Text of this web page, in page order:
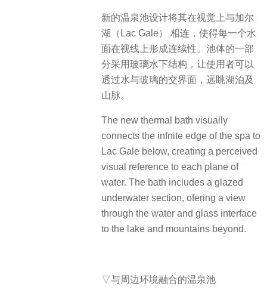
新的温泉池设计将其在视觉上与加尔
湖（Lac Gale） 相连，使得每一个水
面在视线上形成连续性。池体的一部
分采用玻璃水下结构，让使用者可以
透过水与玻璃的交界面，远眺湖泊及
山脉。
The new thermal bath visually
connects the infnite edge of the spa to
Lac Gale below, creating a perceived
visual reference to each plane of
water. The bath includes a glazed
underwater section, ofering a view
through the water and glass interface
to the lake and mountains beyond.
▽与周边环境融合的温泉池